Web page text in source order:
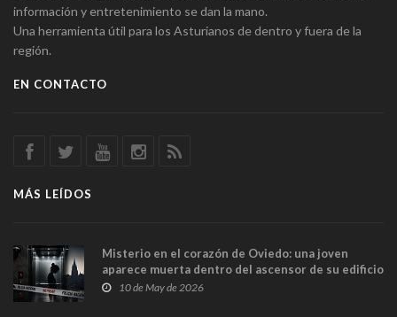
información y entretenimiento se dan la mano.
Una herramienta útil para los Asturianos de dentro y fuera de la
región.
EN CONTACTO
MÁS LEÍDOS
Misterio en el corazón de Oviedo: una joven
aparece muerta dentro del ascensor de su edificio
y las cámaras captan sus últimos minutos
10 de May de 2026